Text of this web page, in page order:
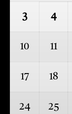
3 4
10 11
17 18
24 25